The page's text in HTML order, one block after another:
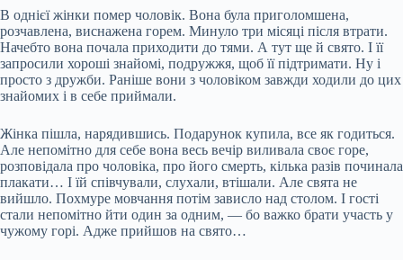
В однієї жінки помер чоловік. Вона була приголомшена,
розчавлена, виснажена горем. Минуло три місяці після втрати.
Начебто вона почала приходити до тями. А тут ще й свято. І її
запросили хороші знайомі, подружжя, щоб її підтримати. Ну і
просто з дружби. Раніше вони з чоловіком завжди ходили до цих
знайомих і в себе приймали.
Жінка пішла, нарядившись. Подарунок купила, все як годиться.
Але непомітно для себе вона весь вечір виливала своє горе,
розповідала про чоловіка, про його смерть, кілька разів починала
плакати… І їй співчували, слухали, втішали. Але свята не
вийшло. Похмуре мовчання потім зависло над столом. І гості
стали непомітно йти один за одним, — бо важко брати участь у
чужому горі. Адже прийшов на свято…